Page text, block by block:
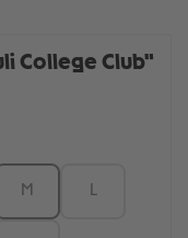
College Club"
M L